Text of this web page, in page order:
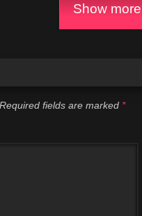
Show
Required fields are marked *